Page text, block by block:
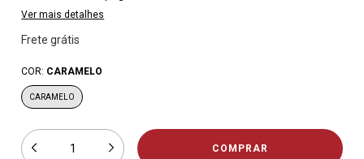
Ver mais detalhes
Frete grátis
COR: CARAMELO
CARAMELO